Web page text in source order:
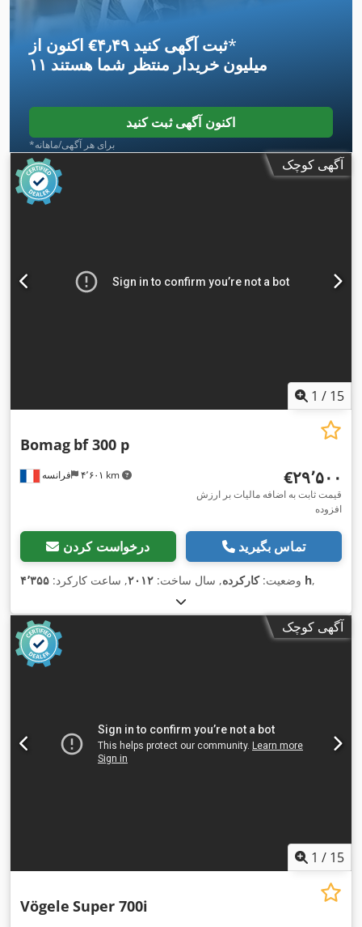
اکنون از ‎€۴٫۴۹ ثبت آگهی کنید*
۱۱ میلیون خریدار منتظر شما هستند
اکنون آگهی ثبت کنید
*برای هر آگهی/ماهانه
آگهی کوچک
1 / 15
فرانسه ۴٬۶۰۱ km
Bomag bf 300 p
‎€۲۹٬۵۰۰
قیمت ثابت به اضافه مالیات بر ارزش
افزوده
درخواست کردن تماس بگیرید
وضعیت:کارکرده, سال ساخت: ۲۰۱۲, ساعت کارکرد: ۴٬۳۵۵ h,
آگهی کوچک
1 / 15
Vögele Super 700i